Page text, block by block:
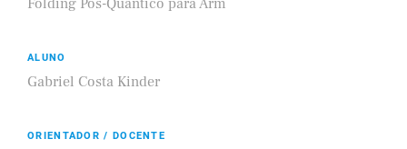
Folding Pós-Quântico para Arm
ALUNO
Gabriel Costa Kinder
ORIENTADOR / DOCENTE